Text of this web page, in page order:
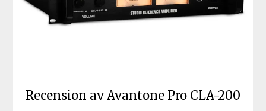
Recension av Avantone Pro CLA-200